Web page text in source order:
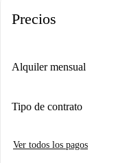
Precios
Alquiler mensual
Tipo de contrato
Ver todos los pagos